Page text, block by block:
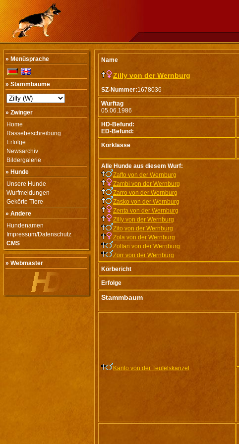
» Menüsprache
» Stammbäume
» Zwinger
Home
Rassebeschreibung
Erfolge
Newsarchiv
Bildergalerie
» Hunde
Unsere Hunde
Wurfmeldungen
Gekörte Tiere
» Andere
Hundenamen
Impressum/Datenschutz
CMS
» Webmaster
Name
Zilly von der Wernburg
SZ-Nummer:1678036
Wurftag
05.06.1986
HD-Befund:
ED-Befund:
Körklasse
Alle Hunde aus diesem Wurf:
Zaffo von der Wernburg
Zambi von der Wernburg
Zarro von der Wernburg
Zasko von der Wernburg
Zenta von der Wernburg
Zilly von der Wernburg
Zito von der Wernburg
Zola von der Wernburg
Zoltan von der Wernburg
Zorr von der Wernburg
Körbericht
Erfolge
Stammbaum
Kanto von der Teufelskanzel